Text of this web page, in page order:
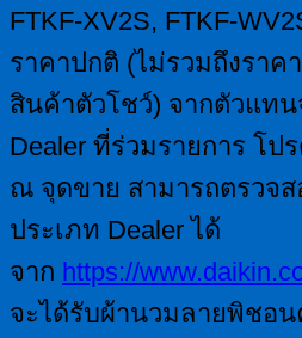
FTKF-XV2S, FTKF-
ราคาปกติ (ไม่รวมถึงราค
สินค้าตัวโชว์) จากตัวแท
Dealer ที่ร่วมรายการ โป
ณ จุดขาย สามารถตรวจ
ประเภท Dealer ได้
จาก https://
จะได้รับผ้านวมลายพิชอ